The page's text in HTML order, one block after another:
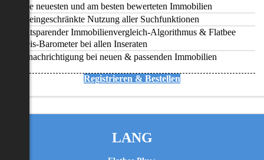
Alle neuesten und am besten bewerteten Immobilien
Uneingeschränkte Nutzung aller Suchfunktionen
Zeitsparender Immobilienvergleich-Algorithmus & Flatbee
Preis-Barometer bei allen Inseraten
Benachrichtigung bei neuen & passenden Immobilien
Registrieren & Bestellen
LANG